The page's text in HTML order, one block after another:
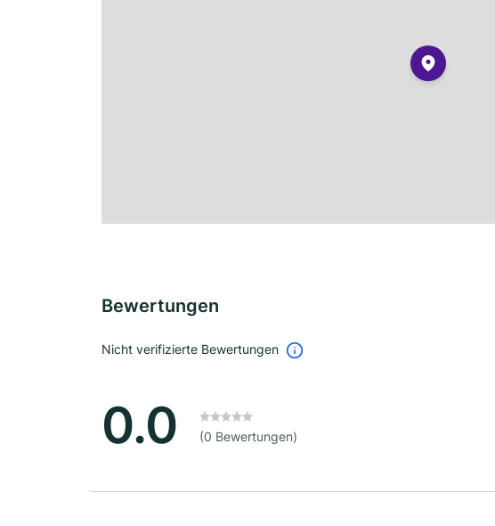
Bewertungen
Nicht verifizierte Bewertungen
0.0 (0 Bewertungen)